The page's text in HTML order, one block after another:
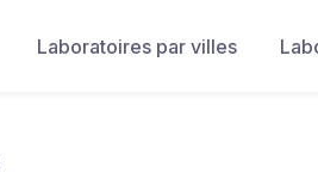
Laboratoires par villes